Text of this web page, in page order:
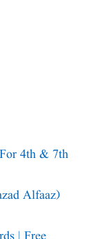
4th & 7th
Alfaaz)